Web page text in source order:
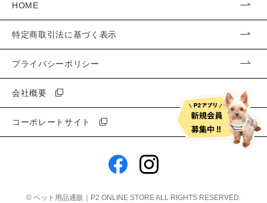
HOME
特定商取引法に基づく表示
プライバシーポリシー
会社概要
コーポレートサイト
© ペット用品通販｜P2 ONLINE STOREALL RIGHTS RESERVED.